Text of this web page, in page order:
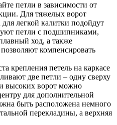
петли в зависимости от
Для тяжелых ворот
легкой калитки подойдут
петли с подшипниками,
ход, а также
компенсировать
крепления петель на каркасе
две петли – одну сверху
высоких ворот можно
для дополнительной
быть расположена немного
перекладины, а верхняя